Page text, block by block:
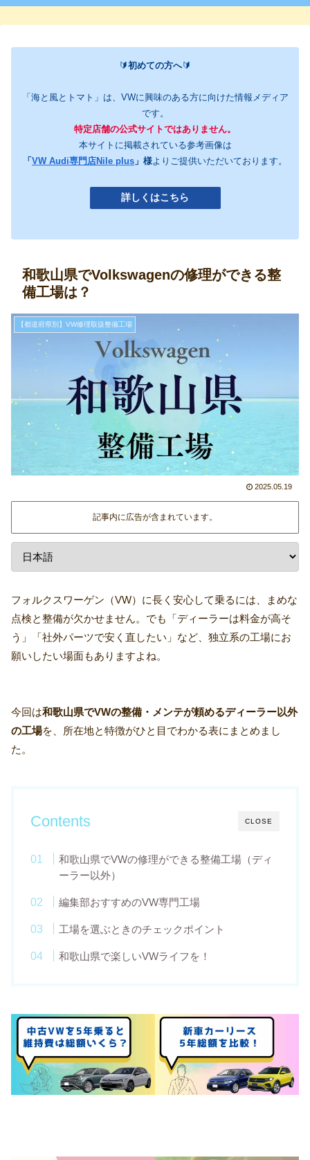
🔰初めての方へ🔰
「海と風とトマト」は、VWに興味のある方に向けた情報メディア
です。
特定店舗の公式サイトではありません。
本サイトに掲載されている参考画像は
「 VW Audi専門店Nile plus 」様よりご提供いただいております。
詳しくはこちら
和歌山県でVolkswagenの修理ができる整
備工場は？
【都道府県別】VW修理取扱整備工場
2025.05.19
記事内に広告が含まれています。
フォルクスワーゲン（VW）に長く安心して乗るには、まめな
点検と整備が欠かせません。でも「ディーラーは料金が高そ
う」「社外パーツで安く直したい」など、独立系の工場にお
願いしたい場面もありますよね。
今回は和歌山県でVWの整備・メンテが頼めるディーラー以外
の工場を、所在地と特徴がひと目でわかる表にまとめまし
た。
CLOSE
Contents
和歌山県でVWの修理ができる整備工場（ディ
ーラー以外）
編集部おすすめのVW専門工場
工場を選ぶときのチェックポイント
和歌山県で楽しいVWライフを！